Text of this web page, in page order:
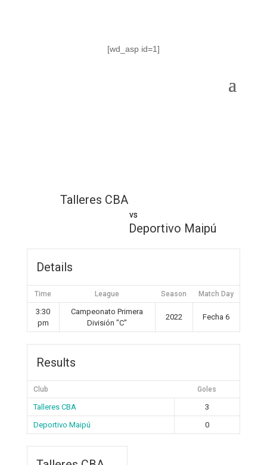
[wd_asp id=1]
Talleres CBA
vs
Deportivo Maipú
Details
Time League Season Match Day
3:30
pm
Campeonato Primera
División "C"
2022 Fecha 6
Results
Club Goles
Talleres CBA
3
Deportivo Maipú
0